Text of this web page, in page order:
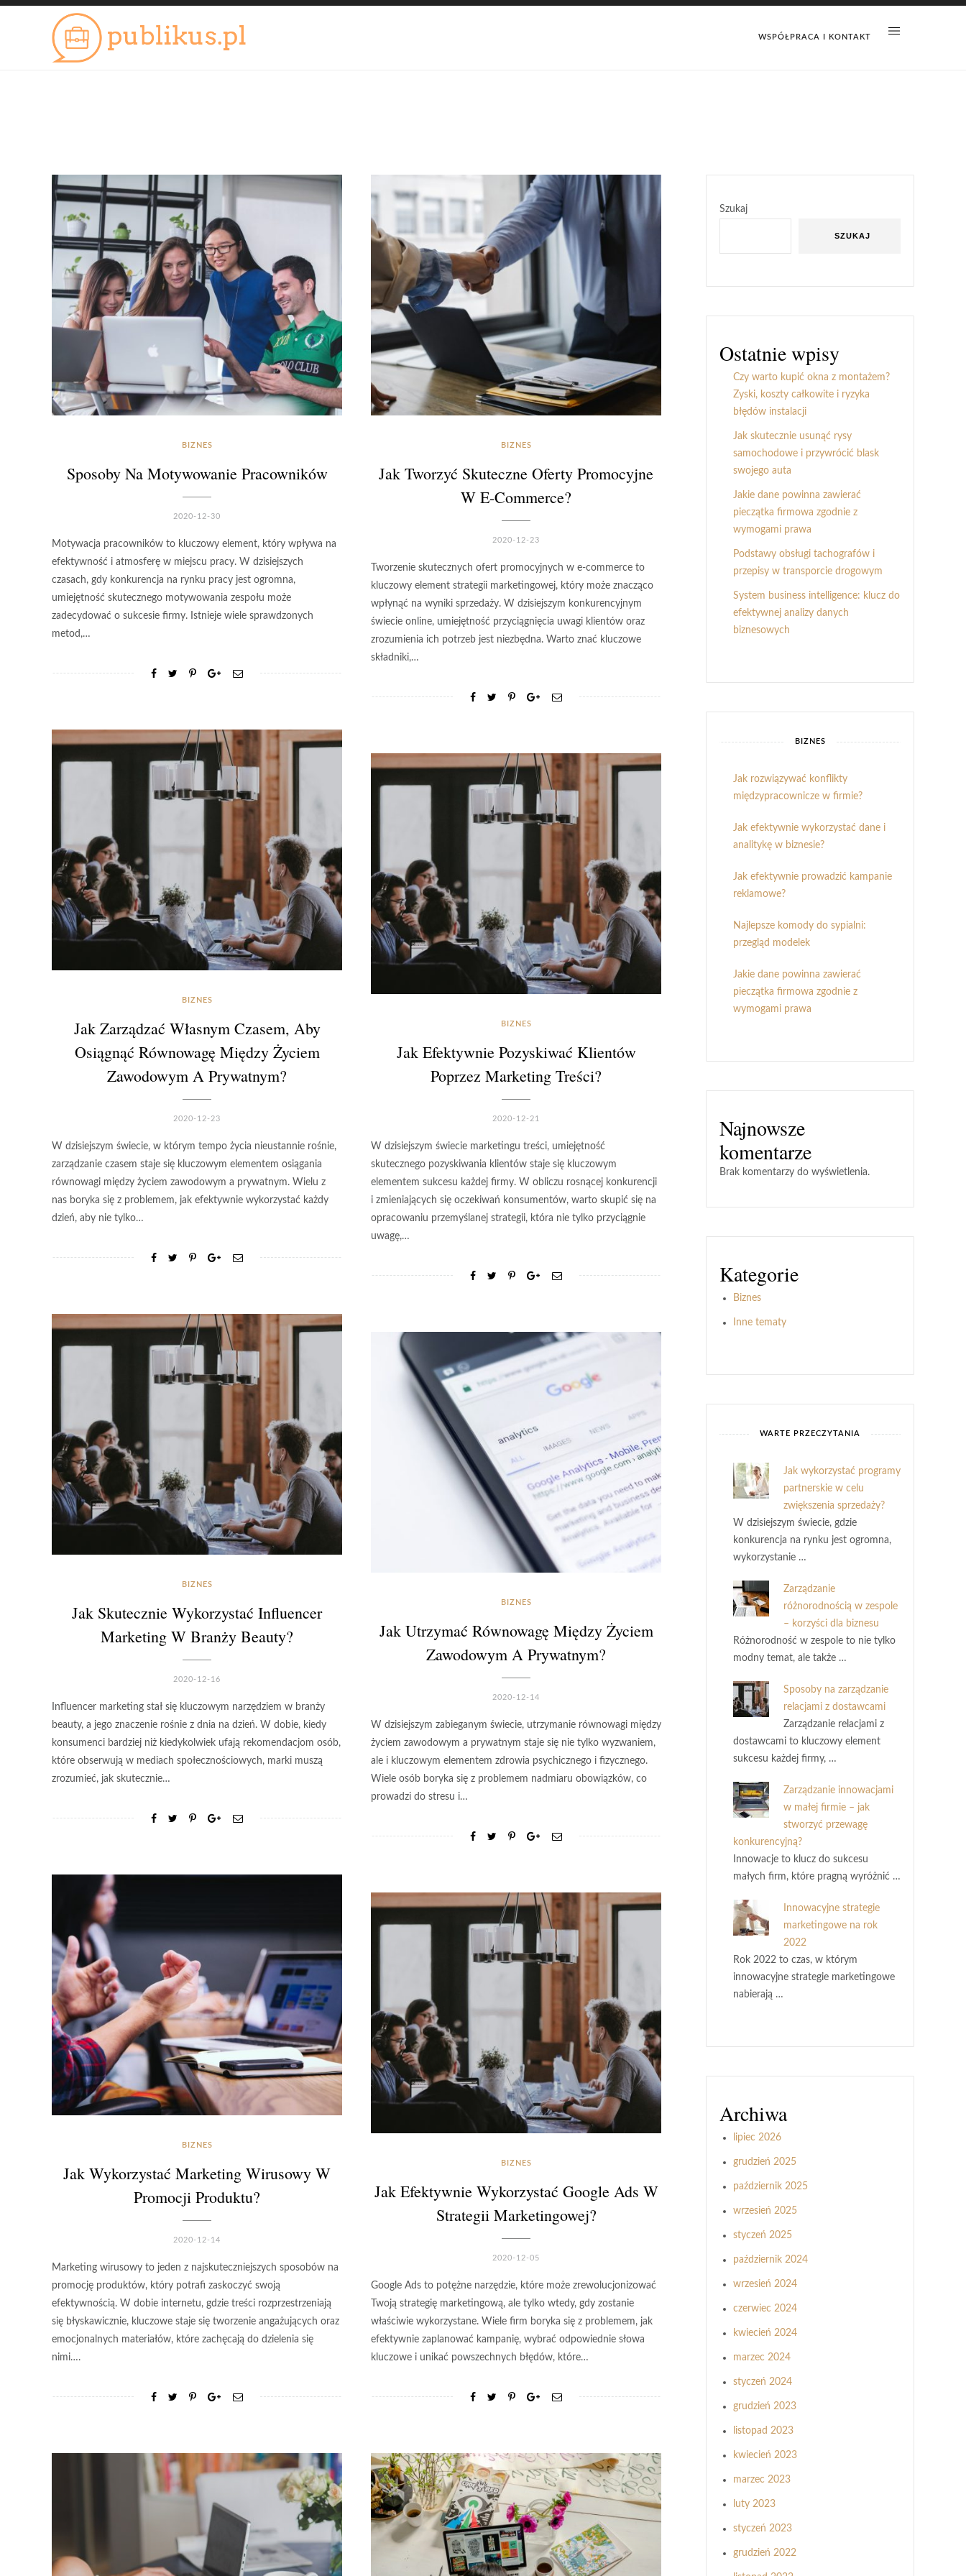
WSPÓŁPRACA I KONTAKT
BIZNES
Sposoby Na Motywowanie Pracowników
2020-12-30
Motywacja pracowników to kluczowy element, który wpływa na
efektywność i atmosferę w miejscu pracy. W dzisiejszych
czasach, gdy konkurencja na rynku pracy jest ogromna,
umiejętność skutecznego motywowania zespołu może
zadecydować o sukcesie firmy. Istnieje wiele sprawdzonych
metod,…
BIZNES
Jak Tworzyć Skuteczne Oferty Promocyjne
W E-Commerce?
2020-12-23
Tworzenie skutecznych ofert promocyjnych w e-commerce to
kluczowy element strategii marketingowej, który może znacząco
wpłynąć na wyniki sprzedaży. W dzisiejszym konkurencyjnym
świecie online, umiejętność przyciągnięcia uwagi klientów oraz
zrozumienia ich potrzeb jest niezbędna. Warto znać kluczowe
składniki,…
BIZNES
Jak Zarządzać Własnym Czasem, Aby
Osiągnąć Równowagę Między Życiem
Zawodowym A Prywatnym?
2020-12-23
W dzisiejszym świecie, w którym tempo życia nieustannie rośnie,
zarządzanie czasem staje się kluczowym elementem osiągania
równowagi między życiem zawodowym a prywatnym. Wielu z
nas boryka się z problemem, jak efektywnie wykorzystać każdy
dzień, aby nie tylko…
BIZNES
Jak Efektywnie Pozyskiwać Klientów
Poprzez Marketing Treści?
2020-12-21
W dzisiejszym świecie marketingu treści, umiejętność
skutecznego pozyskiwania klientów staje się kluczowym
elementem sukcesu każdej firmy. W obliczu rosnącej konkurencji
i zmieniających się oczekiwań konsumentów, warto skupić się na
opracowaniu przemyślanej strategii, która nie tylko przyciągnie
uwagę,…
BIZNES
Jak Skutecznie Wykorzystać Influencer
Marketing W Branży Beauty?
2020-12-16
Influencer marketing stał się kluczowym narzędziem w branży
beauty, a jego znaczenie rośnie z dnia na dzień. W dobie, kiedy
konsumenci bardziej niż kiedykolwiek ufają rekomendacjom osób,
które obserwują w mediach społecznościowych, marki muszą
zrozumieć, jak skutecznie…
BIZNES
Jak Utrzymać Równowagę Między Życiem
Zawodowym A Prywatnym?
2020-12-14
W dzisiejszym zabieganym świecie, utrzymanie równowagi między
życiem zawodowym a prywatnym staje się nie tylko wyzwaniem,
ale i kluczowym elementem zdrowia psychicznego i fizycznego.
Wiele osób boryka się z problemem nadmiaru obowiązków, co
prowadzi do stresu i…
BIZNES
Jak Wykorzystać Marketing Wirusowy W
Promocji Produktu?
2020-12-14
Marketing wirusowy to jeden z najskuteczniejszych sposobów na
promocję produktów, który potrafi zaskoczyć swoją
efektywnością. W dobie internetu, gdzie treści rozprzestrzeniają
się błyskawicznie, kluczowe staje się tworzenie angażujących oraz
emocjonalnych materiałów, które zachęcają do dzielenia się
nimi….
BIZNES
Jak Efektywnie Wykorzystać Google Ads W
Strategii Marketingowej?
2020-12-05
Google Ads to potężne narzędzie, które może zrewolucjonizować
Twoją strategię marketingową, ale tylko wtedy, gdy zostanie
właściwie wykorzystane. Wiele firm boryka się z problemem, jak
efektywnie zaplanować kampanię, wybrać odpowiednie słowa
kluczowe i unikać powszechnych błędów, które…
Szukaj
SZUKAJ
Ostatnie wpisy
Czy warto kupić okna z montażem?
Zyski, koszty całkowite i ryzyka
błędów instalacji
Jak skutecznie usunąć rysy
samochodowe i przywrócić blask
swojego auta
Jakie dane powinna zawierać
pieczątka firmowa zgodnie z
wymogami prawa
Podstawy obsługi tachografów i
przepisy w transporcie drogowym
System business intelligence: klucz do
efektywnej analizy danych
biznesowych
BIZNES
Jak rozwiązywać konflikty
międzypracownicze w firmie?
Jak efektywnie wykorzystać dane i
analitykę w biznesie?
Jak efektywnie prowadzić kampanie
reklamowe?
Najlepsze komody do sypialni:
przegląd modelek
Jakie dane powinna zawierać
pieczątka firmowa zgodnie z
wymogami prawa
Najnowsze
komentarze
Brak komentarzy do wyświetlenia.
Kategorie
Biznes
Inne tematy
WARTE PRZECZYTANIA
Jak wykorzystać programy
partnerskie w celu
zwiększenia sprzedaży?
W dzisiejszym świecie, gdzie
konkurencja na rynku jest ogromna,
wykorzystanie …
Zarządzanie
różnorodnością w zespole
– korzyści dla biznesu
Różnorodność w zespole to nie tylko
modny temat, ale także …
Sposoby na zarządzanie
relacjami z dostawcami
Zarządzanie relacjami z
dostawcami to kluczowy element
sukcesu każdej firmy, …
Zarządzanie innowacjami
w małej firmie – jak
stworzyć przewagę
konkurencyjną?
Innowacje to klucz do sukcesu
małych firm, które pragną wyróżnić …
Innowacyjne strategie
marketingowe na rok
2022
Rok 2022 to czas, w którym
innowacyjne strategie marketingowe
nabierają …
Archiwa
lipiec 2026
grudzień 2025
październik 2025
wrzesień 2025
styczeń 2025
październik 2024
wrzesień 2024
czerwiec 2024
kwiecień 2024
marzec 2024
styczeń 2024
grudzień 2023
listopad 2023
kwiecień 2023
marzec 2023
luty 2023
styczeń 2023
grudzień 2022